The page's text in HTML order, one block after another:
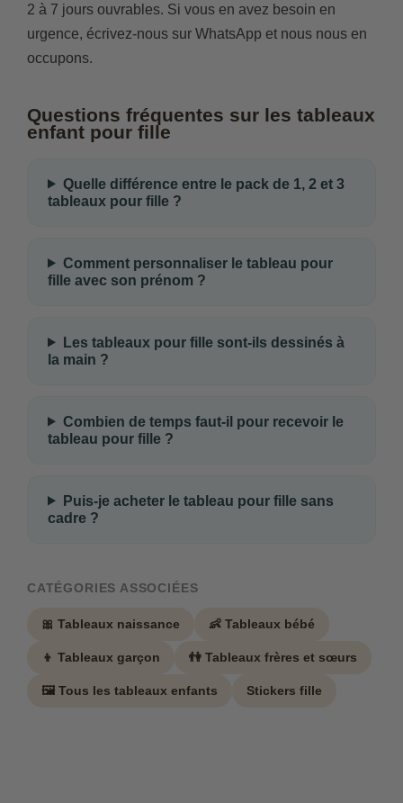
2 à 7 jours ouvrables. Si vous en avez besoin en
urgence, écrivez-nous sur WhatsApp et nous nous en
occupons.
Questions fréquentes sur les tableaux
enfant pour fille
Quelle différence entre le pack de 1, 2 et 3
tableaux pour fille ?
Comment personnaliser le tableau pour
fille avec son prénom ?
Les tableaux pour fille sont-ils dessinés à
la main ?
Combien de temps faut-il pour recevoir le
tableau pour fille ?
Puis-je acheter le tableau pour fille sans
cadre ?
CATÉGORIES ASSOCIÉES
🎀 Tableaux naissance 👶 Tableaux bébé
👦 Tableaux garçon 👫 Tableaux frères et sœurs
🖼️ Tous les tableaux enfants Stickers fille